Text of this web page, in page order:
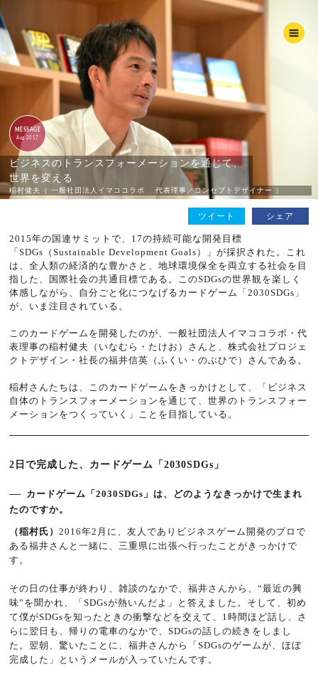
MESSAGE
Aug 2017
ビジネスのトランスフォーメーションを通じて、
世界を変える
稲村健夫（ 一般社団法人イマココラボ 代表理事／コンセプトデザイナー ）
ツイート シェア
2015年の国連サミットで、17の持続可能な開発目標
「SDGs（Sustainable Development Goals）」が採択された。これ
は、全人類の経済的な豊かさと、地球環境保全を両立する社会を目
指した、国際社会の共通目標である。このSDGsの世界観を楽しく
体感しながら、自分ごと化につなげるカードゲーム「2030SDGs」
が、いま注目されている。
このカードゲームを開発したのが、一般社団法人イマココラボ・代
表理事の稲村健夫（いなむら・たけお）さんと、株式会社プロジェ
クトデザイン・社長の福井信英（ふくい・のぶひで）さんである。
稲村さんたちは、このカードゲームをきっかけとして、「ビジネス
自体のトランスフォーメーションを通じて、世界のトランスフォー
メーションをつくっていく」ことを目指している。
2日で完成した、カードゲーム「2030SDGs」
カードゲーム「2030SDGs」は、どのようなきっかけで生まれ
たのですか。
（稲村氏）2016年2月に、友人でありビジネスゲーム開発のプロで
ある福井さんと一緒に、三重県に出張へ行ったことがきっかけで
す。
その日の仕事が終わり、雑談のなかで、福井さんから、“最近の興
味”を聞かれ、「SDGsが熱いんだよ」と答えました。そして、初め
て僕がSDGsを知ったときの衝撃などを交えて、1時間ほど話し、さ
らに翌日も、帰りの電車のなかで、SDGsの話しの続きをしまし
た。翌朝、驚いたことに、福井さんから「SDGsのゲームが、ほぼ
完成した」というメールが入っていたんです。